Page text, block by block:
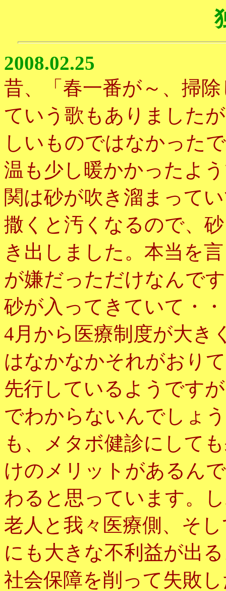
2008.02.25
昔、「春一番が～、掃
ていう歌もありました
しいものではなかった
温も少し暖かかったよ
関は砂が吹き溜まって
撒くと汚くなるので、
き出しました。本当を
が嫌だっただけなんで
砂が入ってきていて・
4月から医療制度が大き
はなかなかそれがおり
先行しているようです
でわからないんでしょ
も、メタボ健診にして
けのメリットがあるん
わると思っています。
老人と我々医療側、そ
にも大きな不利益が出
社会保障を削って失敗